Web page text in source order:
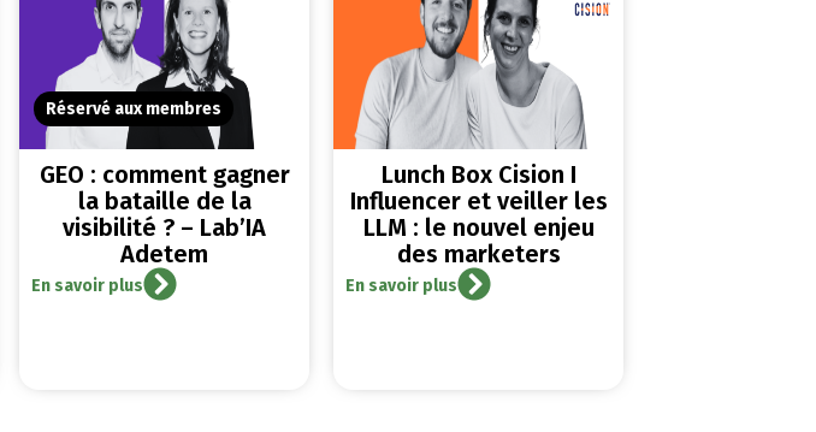
Réservé aux membres
GEO : comment gagner
la bataille de la
visibilité ? – Lab’IA
Adetem
En savoir plus
Lunch Box Cision I
Influencer et veiller les
LLM : le nouvel enjeu
des marketers
En savoir plus